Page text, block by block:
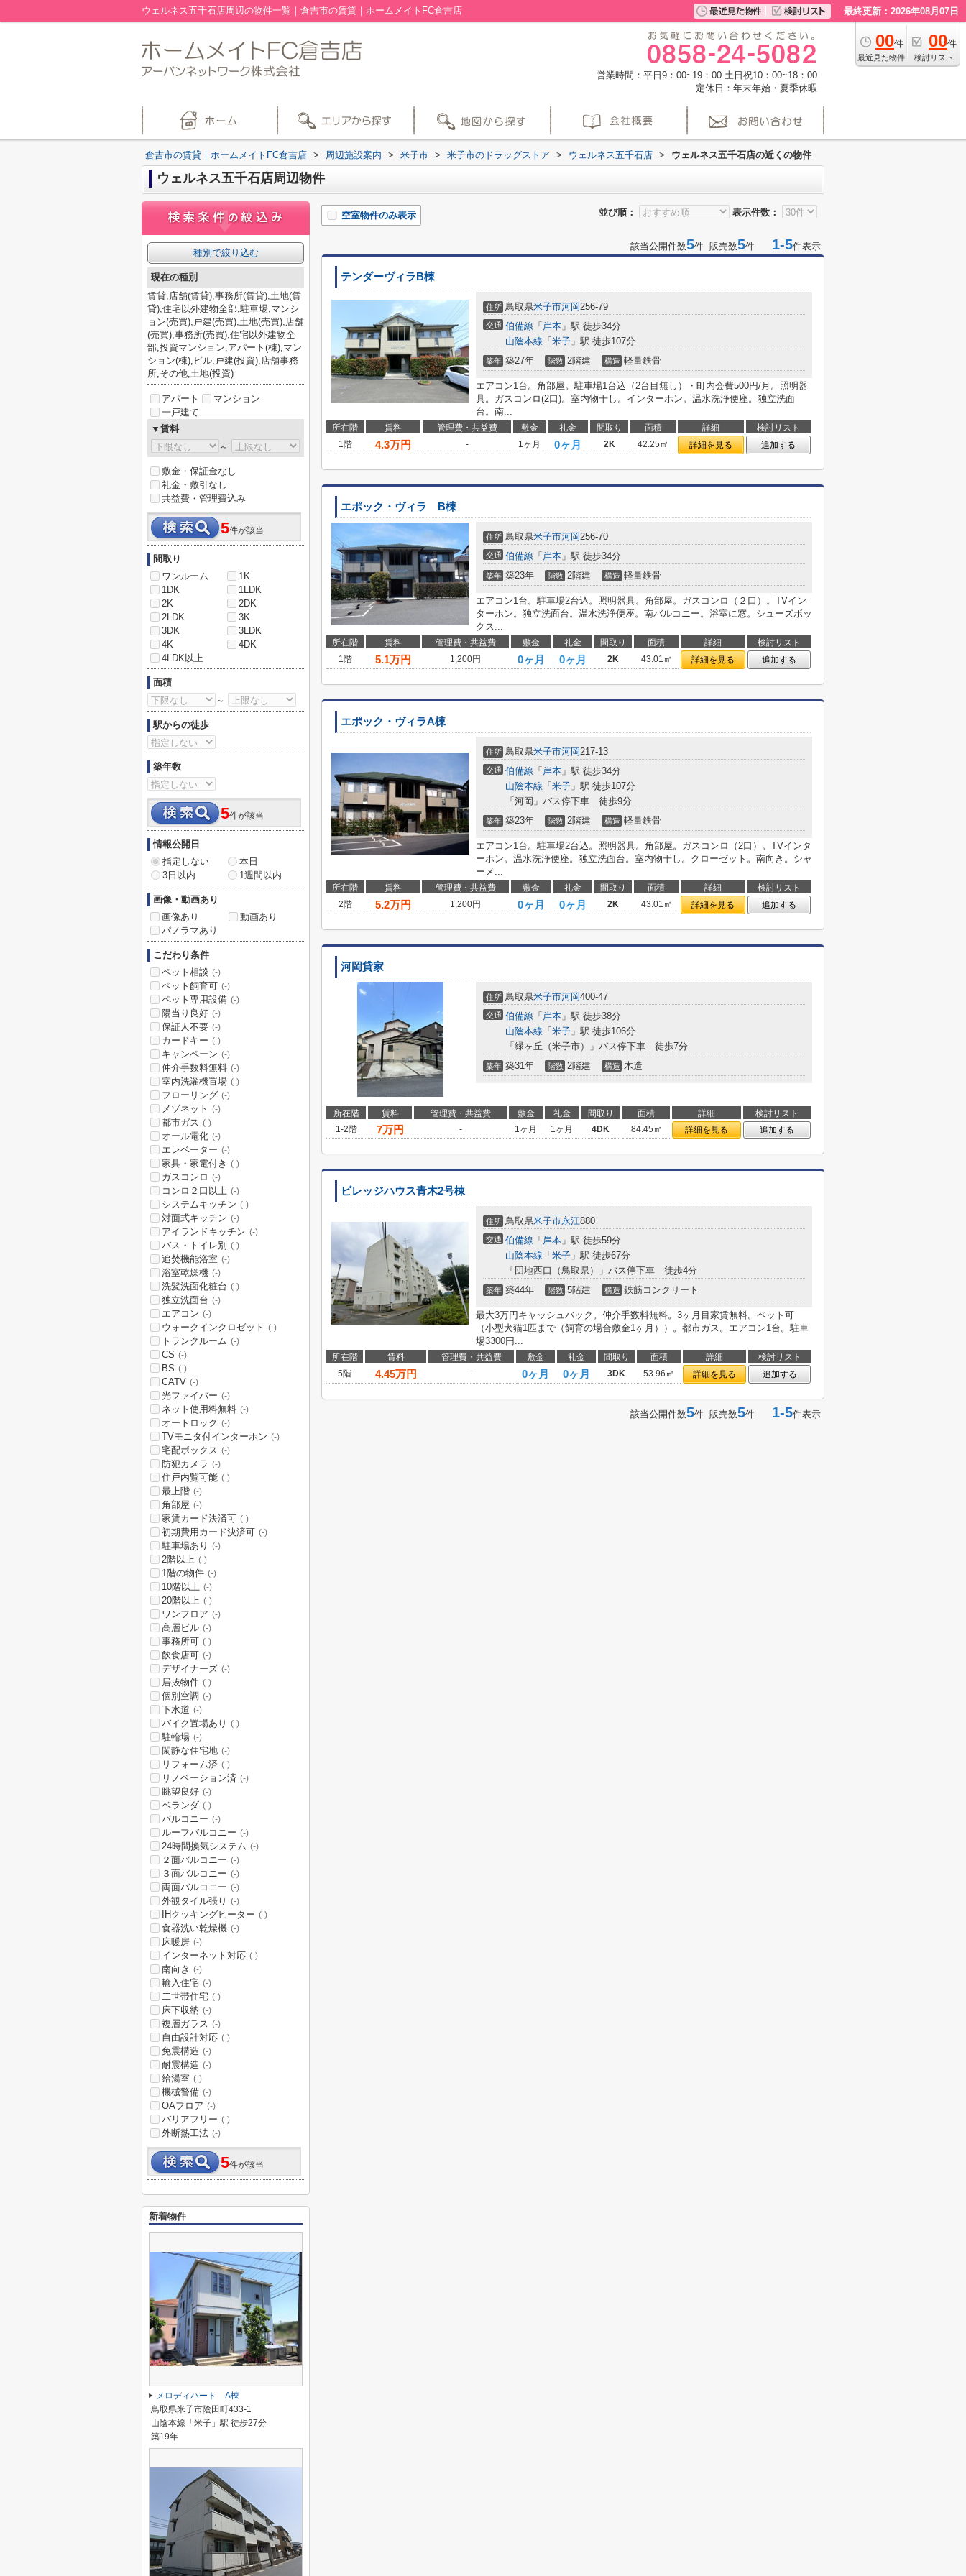
ウェルネス五千石店周辺の物件一覧｜倉吉市の賃貸｜ホームメイトFC倉吉店 最終更新：2026年08月07日
00件
最近見た物件
00件
検討リスト
営業時間：平日9：00~19：00 土日祝10：00~18：00
定休日：年末年始・夏季休暇
倉吉市の賃貸｜ホームメイトFC倉吉店 > 周辺施設案内 > 米子市 > 米子市のドラッグストア > ウェルネス五千石店 > ウェルネス五千石店の近くの物件
ウェルネス五千石店周辺物件
並び順： 表示件数：
空室物件のみ表示
該当公開件数5件 販売数5件 1-5件表示
テンダーヴィラB棟
住所 鳥取県米子市河岡256-79
交通 伯備線 「 岸本 」駅 徒歩34分
山陰本線 「 米子 」駅 徒歩107分
築年 築27年 階数 2階建 構造 軽量鉄骨
エアコン1台。角部屋。駐車場1台込（2台目無し）・町内会費500円/月。照明器
具。ガスコンロ(2口)。室内物干し。インターホン。温水洗浄便座。独立洗面
台。南...
所在階 賃料 管理費・共益費 敷金 礼金 間取り 面積 詳細
検討リスト
1階
4.3万円 - 1ヶ月 0ヶ月 2K 42.25㎡ 詳細を見る 追加する
エポック・ヴィラ B棟
住所 鳥取県米子市河岡256-70
交通 伯備線 「 岸本 」駅 徒歩34分
築年 築23年 階数 2階建 構造 軽量鉄骨
エアコン1台。駐車場2台込。照明器具。角部屋。ガスコンロ（２口）。TVイン
ターホン。独立洗面台。温水洗浄便座。南バルコニー。浴室に窓。シューズボッ
クス...
所在階 賃料 管理費・共益費 敷金 礼金 間取り 面積 詳細
検討リスト
1階
5.1万円 1,200円 0ヶ月 0ヶ月 2K 43.01㎡ 詳細を見る 追加する
エポック・ヴィラA棟
住所 鳥取県米子市河岡217-13
交通 伯備線 「 岸本 」駅 徒歩34分
山陰本線 「 米子 」駅 徒歩107分
「河岡」バス停下車 徒歩9分
築年 築23年 階数 2階建 構造 軽量鉄骨
エアコン1台。駐車場2台込。照明器具。角部屋。ガスコンロ（2口）。TVインタ
ーホン。温水洗浄便座。独立洗面台。室内物干し。クローゼット。南向き。シャ
ーメ...
所在階 賃料 管理費・共益費 敷金 礼金 間取り 面積 詳細
検討リスト
2階
5.2万円 1,200円 0ヶ月 0ヶ月 2K 43.01㎡ 詳細を見る 追加する
河岡貸家
住所 鳥取県米子市河岡400-47
交通 伯備線 「 岸本 」駅 徒歩38分
山陰本線 「 米子 」駅 徒歩106分
「緑ヶ丘（米子市）」バス停下車 徒歩7分
築年 築31年 階数 2階建 構造 木造
所在階 賃料 管理費・共益費 敷金 礼金 間取り 面積 詳細
検討リスト
1-2階
7万円 - 1ヶ月 1ヶ月 4DK 84.45㎡ 詳細を見る 追加する
ビレッジハウス青木2号棟
住所 鳥取県米子市永江880
交通 伯備線 「 岸本 」駅 徒歩59分
山陰本線 「 米子 」駅 徒歩67分
「団地西口（鳥取県）」バス停下車 徒歩4分
築年 築44年 階数 5階建 構造 鉄筋コンクリート
最大3万円キャッシュバック。仲介手数料無料。3ヶ月目家賃無料。ペット可
（小型犬猫1匹まで（飼育の場合敷金1ヶ月））。都市ガス。エアコン1台。駐車
場3300円...
所在階 賃料 管理費・共益費 敷金 礼金 間取り 面積 詳細
検討リスト
5階
4.45万円 - 0ヶ月 0ヶ月 3DK 53.96㎡ 詳細を見る 追加する
該当公開件数5件 販売数5件 1-5件表示
種別で絞り込む
現在の種別
賃貸,店舗(賃貸),事務所(賃貸),土地(賃
貸),住宅以外建物全部,駐車場,マンシ
ョン(売買),戸建(売買),土地(売買),店舗
(売買),事務所(売買),住宅以外建物全
部,投資マンション,アパート(棟),マン
ション(棟),ビル,戸建(投資),店舗事務
所,その他,土地(投資)
アパート
マンション
一戸建て
▼賃料
～
敷金・保証金なし
礼金・敷引なし
共益費・管理費込み
5件が該当
間取り
ワンルーム
1K
1DK
1LDK
2K
2DK
2LDK
3K
3DK
3LDK
4K
4DK
4LDK以上
面積
～
駅からの徒歩
築年数
5件が該当
情報公開日
指定しない
本日
3日以内
1週間以内
画像・動画あり
画像あり
動画あり
パノラマあり
こだわり条件
ペット相談 (-)
ペット飼育可 (-)
ペット専用設備 (-)
陽当り良好 (-)
保証人不要 (-)
カードキー (-)
キャンペーン (-)
仲介手数料無料 (-)
室内洗濯機置場 (-)
フローリング (-)
メゾネット (-)
都市ガス (-)
オール電化 (-)
エレベーター (-)
家具・家電付き (-)
ガスコンロ (-)
コンロ２口以上 (-)
システムキッチン (-)
対面式キッチン (-)
アイランドキッチン (-)
バス・トイレ別 (-)
追焚機能浴室 (-)
浴室乾燥機 (-)
洗髪洗面化粧台 (-)
独立洗面台 (-)
エアコン (-)
ウォークインクロゼット (-)
トランクルーム (-)
CS (-)
BS (-)
CATV (-)
光ファイバー (-)
ネット使用料無料 (-)
オートロック (-)
TVモニタ付インターホン (-)
宅配ボックス (-)
防犯カメラ (-)
住戸内覧可能 (-)
最上階 (-)
角部屋 (-)
家賃カード決済可 (-)
初期費用カード決済可 (-)
駐車場あり (-)
2階以上 (-)
1階の物件 (-)
10階以上 (-)
20階以上 (-)
ワンフロア (-)
高層ビル (-)
事務所可 (-)
飲食店可 (-)
デザイナーズ (-)
居抜物件 (-)
個別空調 (-)
下水道 (-)
バイク置場あり (-)
駐輪場 (-)
閑静な住宅地 (-)
リフォーム済 (-)
リノベーション済 (-)
眺望良好 (-)
ベランダ (-)
バルコニー (-)
ルーフバルコニー (-)
24時間換気システム (-)
２面バルコニー (-)
３面バルコニー (-)
両面バルコニー (-)
外観タイル張り (-)
IHクッキングヒーター (-)
食器洗い乾燥機 (-)
床暖房 (-)
インターネット対応 (-)
南向き (-)
輸入住宅 (-)
二世帯住宅 (-)
床下収納 (-)
複層ガラス (-)
自由設計対応 (-)
免震構造 (-)
耐震構造 (-)
給湯室 (-)
機械警備 (-)
OAフロア (-)
バリアフリー (-)
外断熱工法 (-)
5件が該当
新着物件
メロディハート A棟
鳥取県米子市陰田町433-1
山陰本線「米子」駅 徒歩27分
築19年